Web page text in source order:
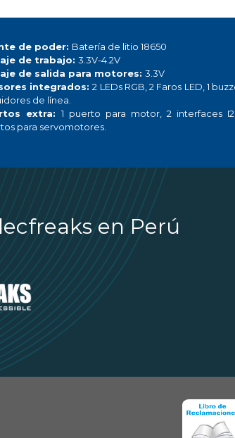
de poder: Batería de litio 18650
de trabajo: 3.3V-4.2V
de salida para motores: 3.3V
integrados:2 LEDs RGB, 2 Faros LED, 1
de línea.
extra:1 puerto para motor, 2 interfaces
para servomotores.
en Perú